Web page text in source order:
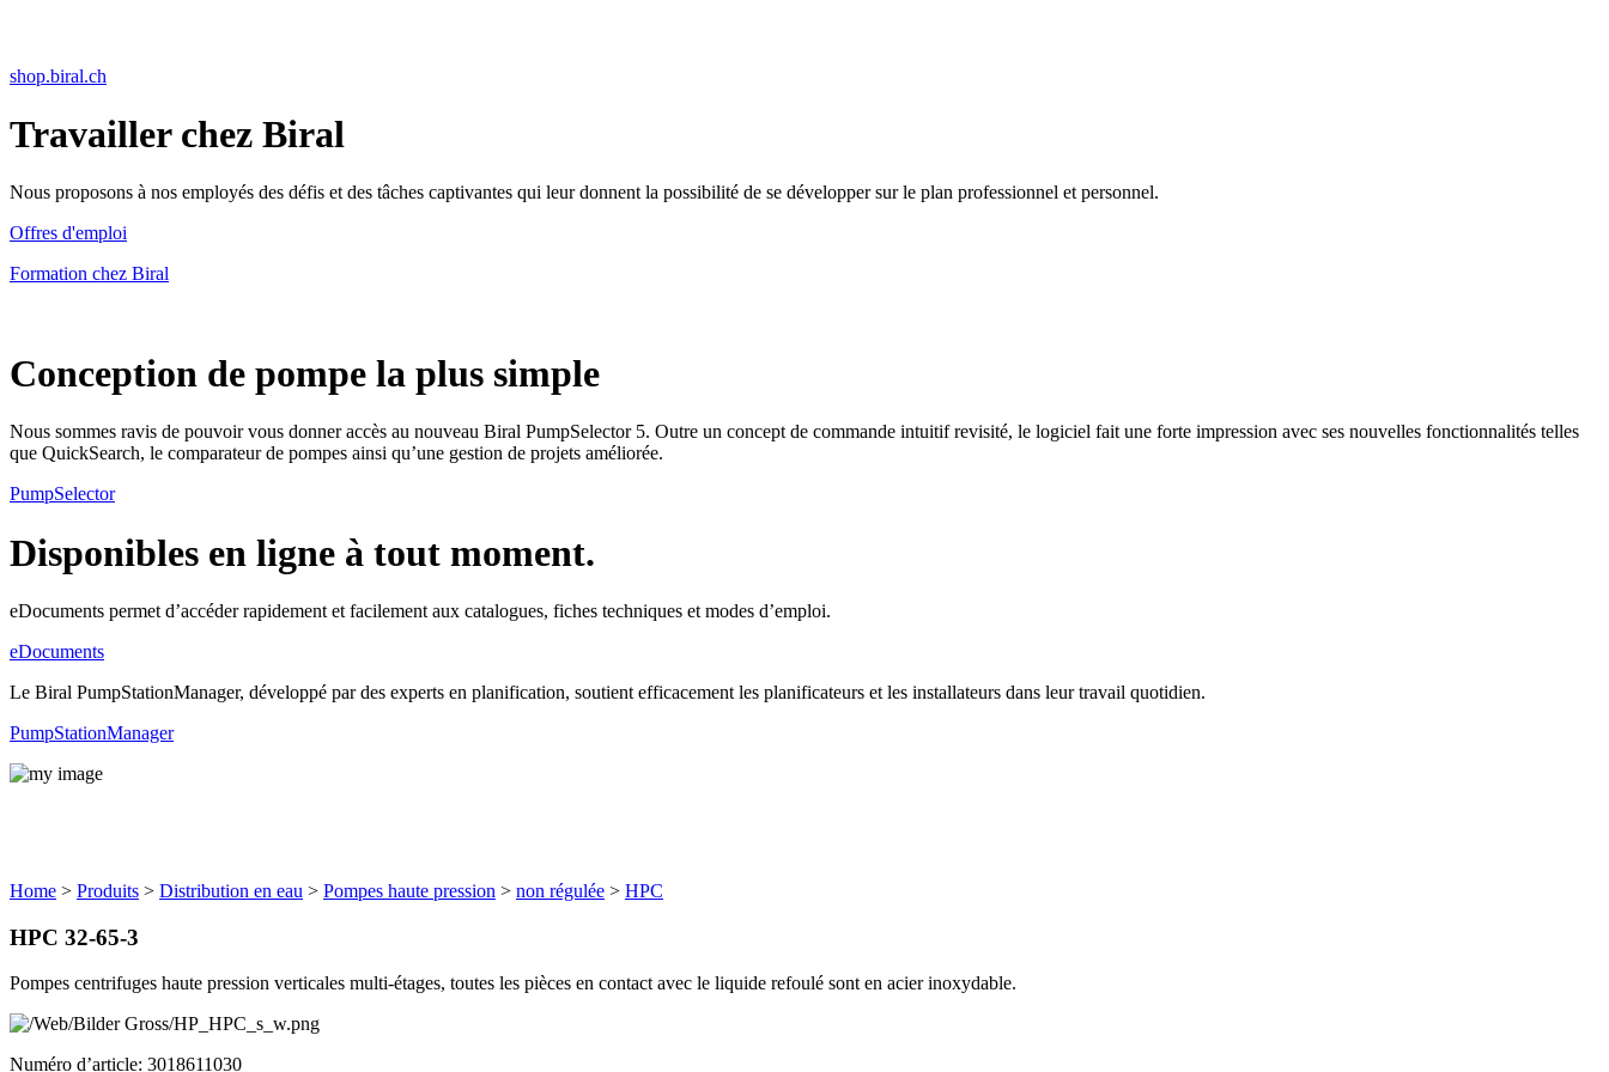
shop.biral.ch
Travailler chez Biral
Nous proposons à nos employés des défis et des tâches captivantes qui leur donnent la possibilité de se développer sur le plan professionnel et personnel.
Offres d'emploi
Formation chez Biral
Conception de pompe la plus simple
Nous sommes ravis de pouvoir vous donner accès au nouveau Biral PumpSelector 5. Outre un concept de commande intuitif revisité, le logiciel fait une forte impression avec ses nouvelles fonctionnalités telles
que QuickSearch, le comparateur de pompes ainsi qu’une gestion de projets améliorée.
PumpSelector
Disponibles en ligne à tout moment.
eDocuments permet d’accéder rapidement et facilement aux catalogues, fiches techniques et modes d’emploi.
eDocuments
Le Biral PumpStationManager, développé par des experts en planification, soutient efficacement les planificateurs et les installateurs dans leur travail quotidien.
PumpStationManager
Home > Produits > Distribution en eau > Pompes haute pression > non régulée > HPC
HPC 32-65-3
Pompes centrifuges haute pression verticales multi-étages, toutes les pièces en contact avec le liquide refoulé sont en acier inoxydable.
Numéro d’article: 3018611030